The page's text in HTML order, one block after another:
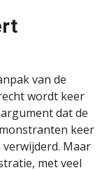
van de
wordt keer
dat de
keer
Maar
met veel